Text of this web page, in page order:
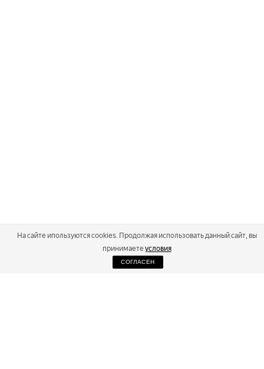
На сайте ипользуются cookies. Продолжая использовать данный сайт, вы
принимаете условия
СОГЛАСЕН